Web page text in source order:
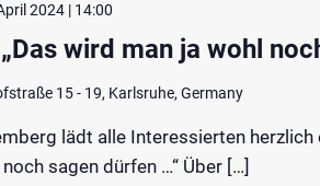
wird man ja wohl
2024 | 14:00
15 - 19, Karlsruhe, Germany
lädt alle Interessierten
sagen dürfen …“ Über […]